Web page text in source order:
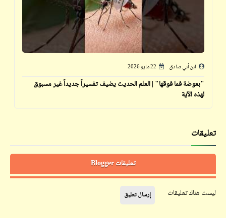
ابن أبي صادق 22 مايو 2026
"بعوضة فما فوقها" | العلم الحديث يضيف تفسيراً جديداً غير مسبوق
لهذه الآية
تعليقات
تعليقات Blogger
ليست هناك تعليقات إرسال تعليق